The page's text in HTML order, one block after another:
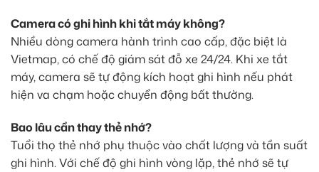
Camera có ghi hình khi tắt máy không?
Nhiều dòng camera hành trình cao cấp, đặc biệt là
Vietmap, có chế độ giám sát đỗ xe 24/24. Khi xe tắt
máy, camera sẽ tự động kích hoạt ghi hình nếu phát
hiện va chạm hoặc chuyển động bất thường.
Bao lâu cần thay thẻ nhớ?
Tuổi thọ thẻ nhớ phụ thuộc vào chất lượng và tần suất
ghi hình. Với chế độ ghi hình vòng lặp, thẻ nhớ sẽ tự